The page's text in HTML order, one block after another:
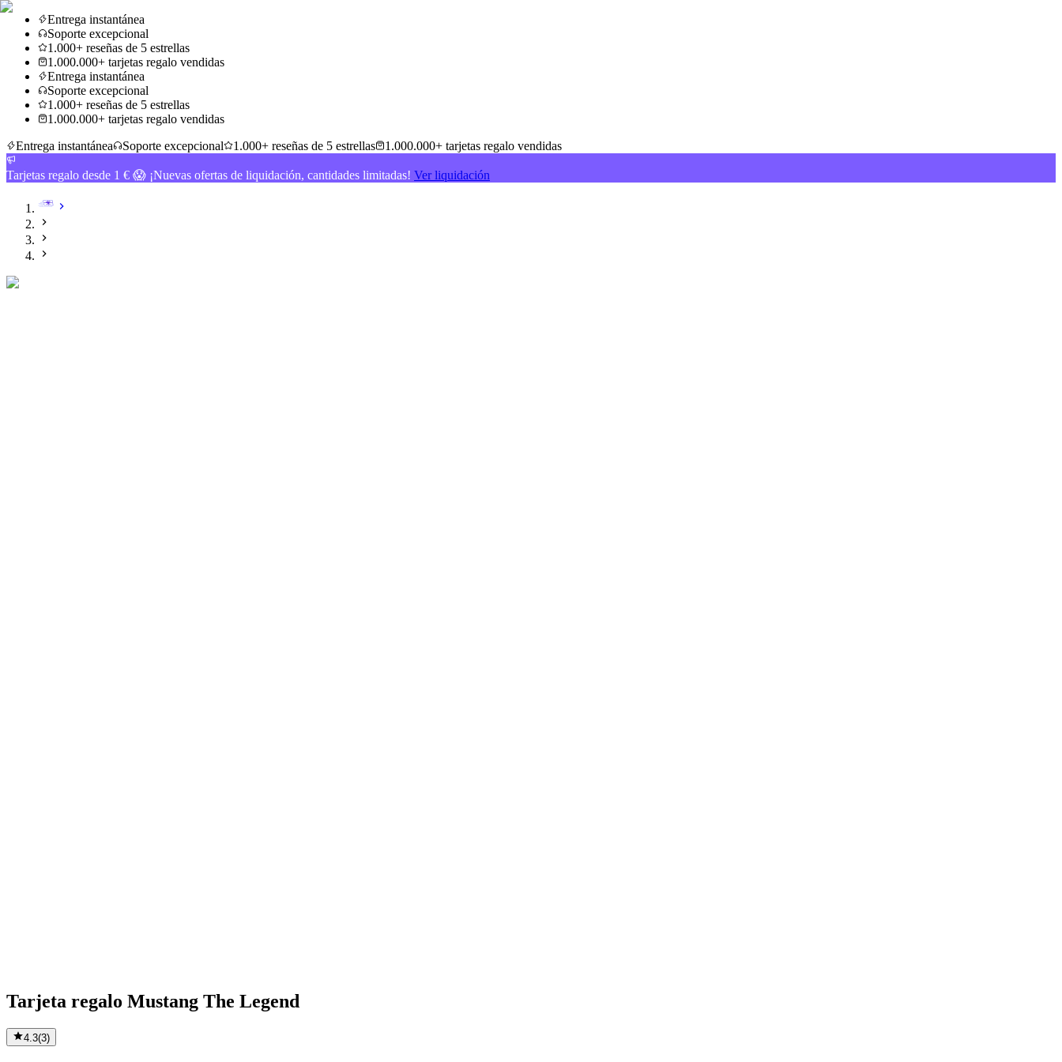
Entrega instantánea
Soporte excepcional
1.000+ reseñas de 5 estrellas
1.000.000+ tarjetas regalo vendidas
Entrega instantánea
Soporte excepcional
1.000+ reseñas de 5 estrellas
1.000.000+ tarjetas regalo vendidas
Entrega instantánea
Soporte excepcional 1.000+ reseñas de 5 estrellas 1.000.000+ tarjetas regalo vendidas
Tarjetas regalo desde 1 € 😱 ¡Nuevas ofertas de liquidación, cantidades limitadas! Ver liquidación
Tarjeta regalo Mustang The Legend
4.3(3)